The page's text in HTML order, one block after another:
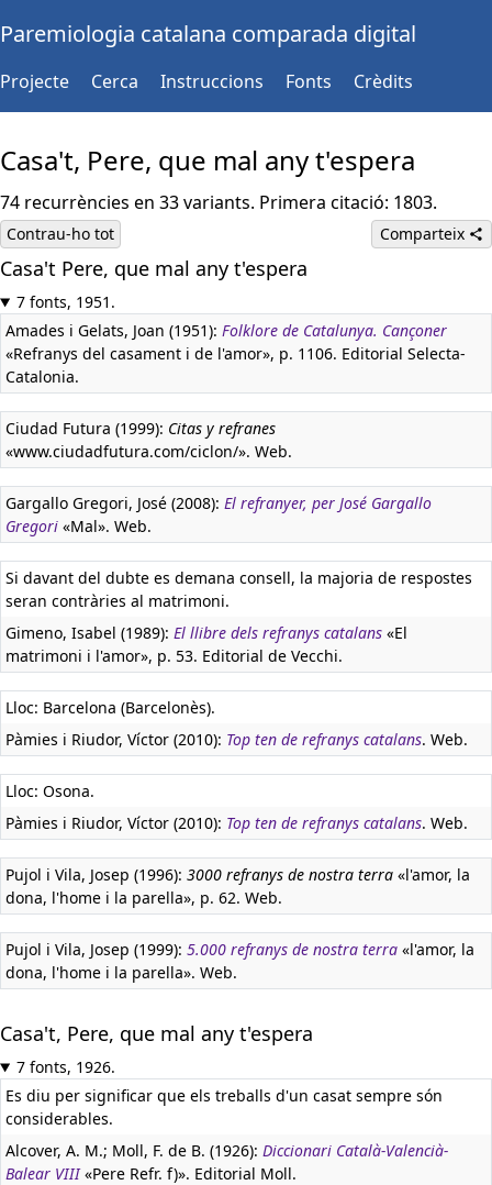
Paremiologia catalana comparada digital
Projecte Cerca Instruccions Fonts Crèdits
Casa't, Pere, que mal any t'espera
74 recurrències en 33 variants. Primera citació: 1803.
Contrau-ho tot Comparteix
Casa't Pere, que mal any t'espera
7 fonts, 1951.
Amades i Gelats, Joan (1951): Folklore de Catalunya. Cançoner
«Refranys del casament i de l'amor», p. 1106. Editorial Selecta-
Catalonia.
Ciudad Futura (1999): Citas y refranes
«www.ciudadfutura.com/ciclon/». Web.
Gargallo Gregori, José (2008): El refranyer, per José Gargallo
Gregori «Mal». Web.
Si davant del dubte es demana consell, la majoria de respostes
seran contràries al matrimoni.
Gimeno, Isabel (1989): El llibre dels refranys catalans «El
matrimoni i l'amor», p. 53. Editorial de Vecchi.
Lloc: Barcelona (Barcelonès).
Pàmies i Riudor, Víctor (2010): Top ten de refranys catalans. Web.
Lloc: Osona.
Pàmies i Riudor, Víctor (2010): Top ten de refranys catalans. Web.
Pujol i Vila, Josep (1996): 3000 refranys de nostra terra «l'amor, la
dona, l'home i la parella», p. 62. Web.
Pujol i Vila, Josep (1999): 5.000 refranys de nostra terra «l'amor, la
dona, l'home i la parella». Web.
Casa't, Pere, que mal any t'espera
7 fonts, 1926.
Es diu per significar que els treballs d'un casat sempre són
considerables.
Alcover, A. M.; Moll, F. de B. (1926): Diccionari Català-Valencià-
Balear VIII«Pere Refr. f)». Editorial Moll.